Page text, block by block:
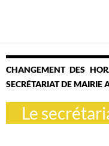
CHANGEMENT DES
SECRÉTARIAT DE MAIRIE
Le